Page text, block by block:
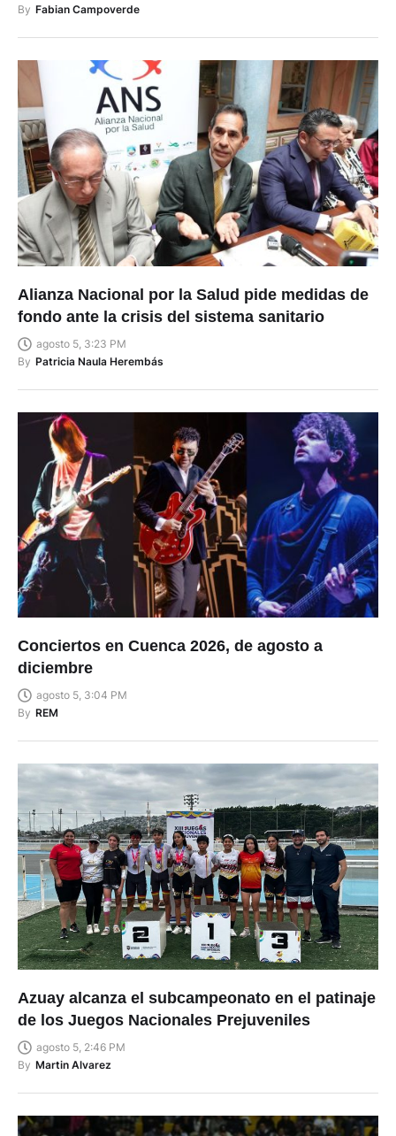
By Fabian Campoverde
Alianza Nacional por la Salud pide medidas de
fondo ante la crisis del sistema sanitario
agosto 5, 3:23 PM
By Patricia Naula Herembás
Conciertos en Cuenca 2026, de agosto a
diciembre
agosto 5, 3:04 PM
By REM
Azuay alcanza el subcampeonato en el patinaje
de los Juegos Nacionales Prejuveniles
agosto 5, 2:46 PM
By Martin Alvarez